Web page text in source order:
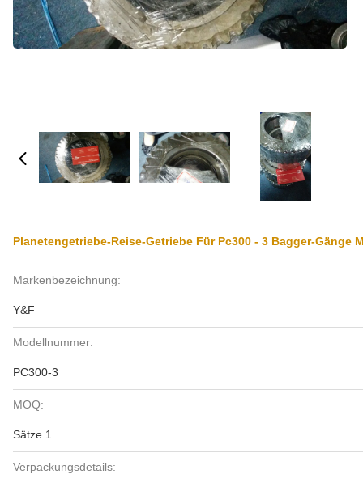
Planetengetriebe-Reise-Getriebe Für Pc300 - 3 Bagger-Gänge
Markenbezeichnung:
Y&F
Modellnummer:
PC300-3
MOQ:
Sätze 1
Verpackungsdetails: